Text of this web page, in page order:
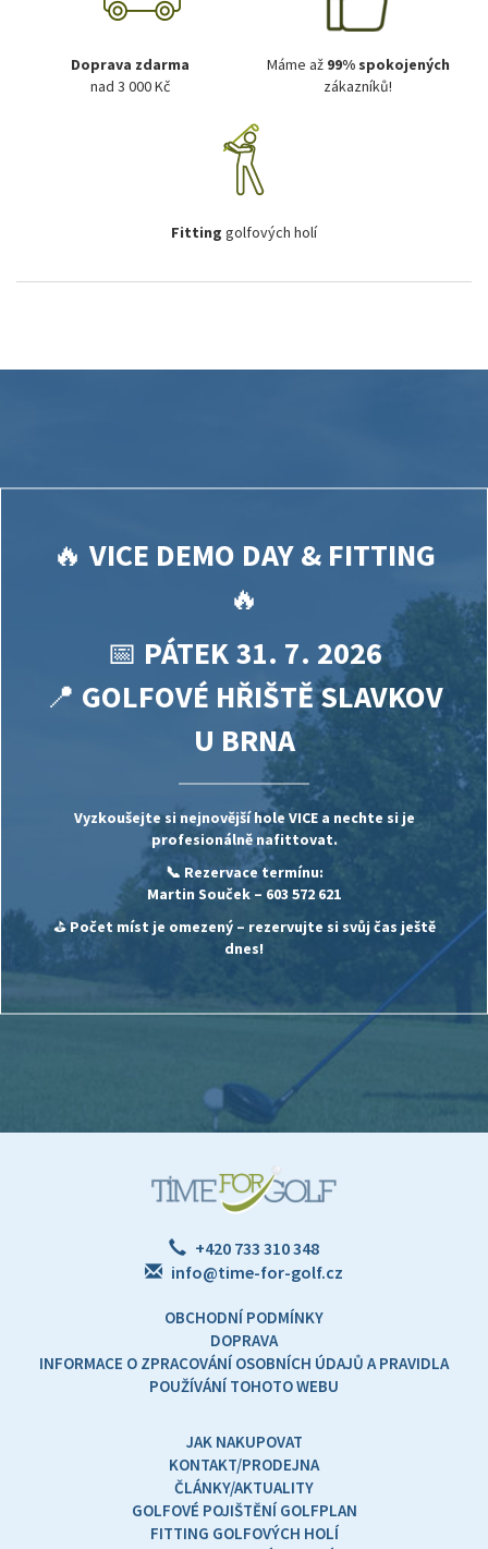
Doprava zdarma
nad 3 000 Kč
Máme až 99% spokojených
zákazníků!
Fitting golfových holí
🔥 VICE DEMO DAY & FITTING
🔥
📅 PÁTEK 31. 7. 2026
📍 GOLFOVÉ HŘIŠTĚ SLAVKOV
U BRNA
Vyzkoušejte si nejnovější hole VICEa nechte si je
profesionálně nafittovat.
📞 Rezervace termínu:
Martin Souček – 603 572 621
⛳Počet míst je omezený – rezervujte si svůj čas ještě
dnes!
+420 733 310 348
info@time-for-golf.cz
OBCHODNÍ PODMÍNKY
DOPRAVA
INFORMACE O ZPRACOVÁNÍ OSOBNÍCH ÚDAJŮ A PRAVIDLA
POUŽÍVÁNÍ TOHOTO WEBU
JAK NAKUPOVAT
KONTAKT/PRODEJNA
ČLÁNKY/AKTUALITY
GOLFOVÉ POJIŠTĚNÍ GOLFPLAN
FITTING GOLFOVÝCH HOLÍ